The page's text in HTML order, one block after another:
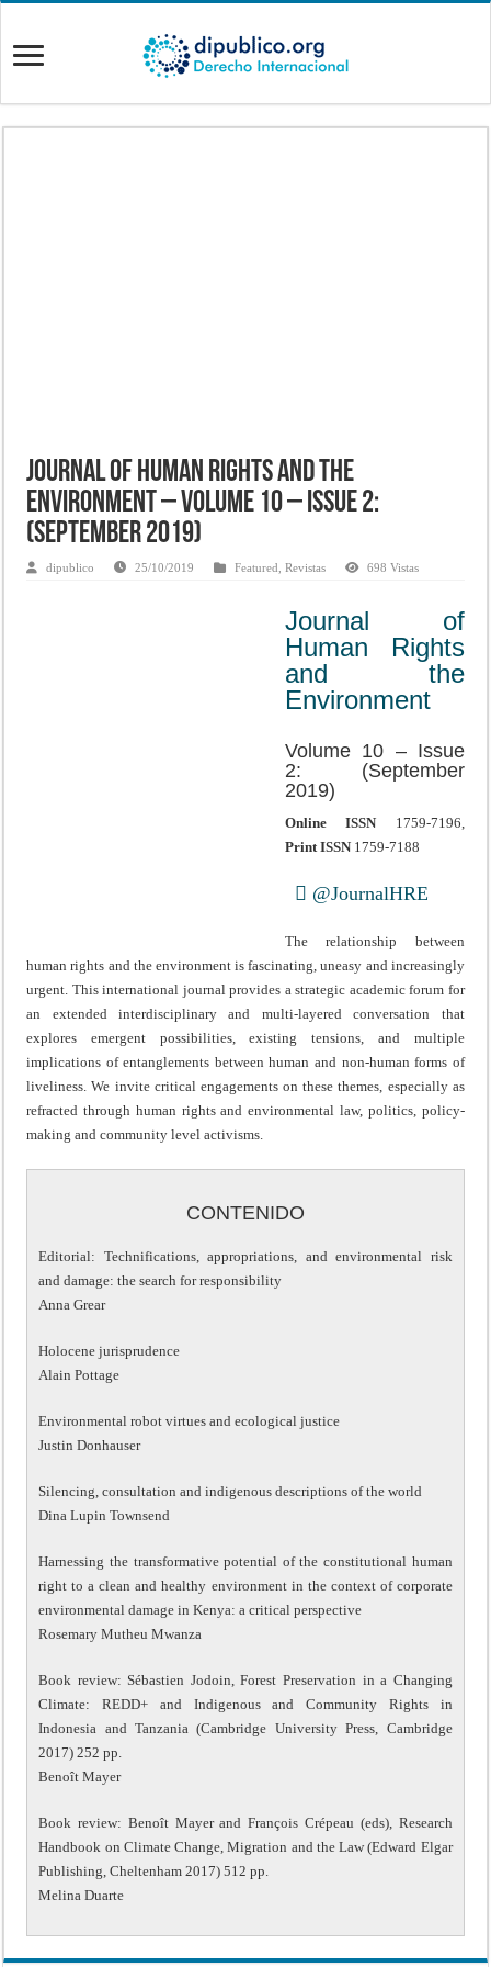
Journal of Human Rights and the
Environment – Volume 10 – Issue 2:
(September 2019)
dipublico 25/10/2019 Featured,Revistas 698 Vistas
Journal of
Human Rights
and the
Environment
Volume 10 – Issue
2: (September
2019)
Online ISSN 1759-7196,
Print ISSN 1759-7188
@JournalHRE
The relationship between
human rights and the environment is fascinating, uneasy and increasingly
urgent. This international journal provides a strategic academic forum for
an extended interdisciplinary and multi-layered conversation that
explores emergent possibilities, existing tensions, and multiple
implications of entanglements between human and non-human forms of
liveliness. We invite critical engagements on these themes, especially as
refracted through human rights and environmental law, politics, policy-
making and community level activisms.
CONTENIDO
Editorial: Technifications, appropriations, and environmental risk
and damage: the search for responsibility
Anna Grear
Holocene jurisprudence
Alain Pottage
Environmental robot virtues and ecological justice
Justin Donhauser
Silencing, consultation and indigenous descriptions of the world
Dina Lupin Townsend
Harnessing the transformative potential of the constitutional human
right to a clean and healthy environment in the context of corporate
environmental damage in Kenya: a critical perspective
Rosemary Mutheu Mwanza
Book review: Sébastien Jodoin, Forest Preservation in a Changing
Climate: REDD+ and Indigenous and Community Rights in
Indonesia and Tanzania (Cambridge University Press, Cambridge
2017) 252 pp.
Benoît Mayer
Book review: Benoît Mayer and François Crépeau (eds), Research
Handbook on Climate Change, Migration and the Law (Edward Elgar
Publishing, Cheltenham 2017) 512 pp.
Melina Duarte